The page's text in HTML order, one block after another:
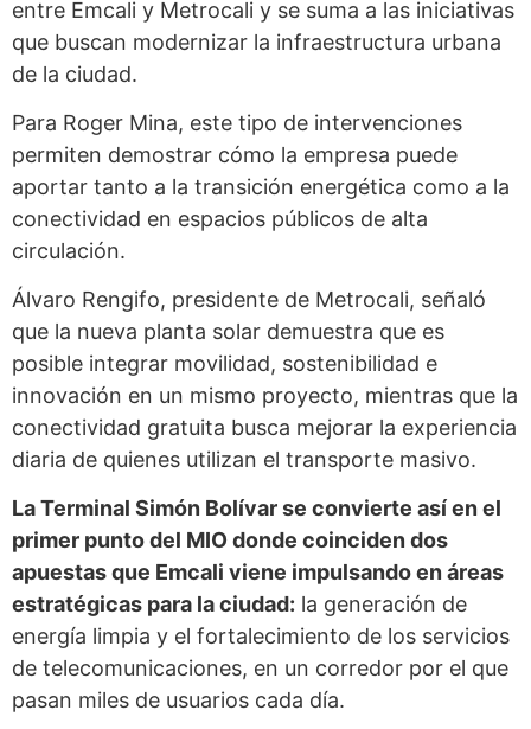
entre Emcali y Metrocali y se suma a las iniciativas
que buscan modernizar la infraestructura urbana
de la ciudad.
Para Roger Mina, este tipo de intervenciones
permiten demostrar cómo la empresa puede
aportar tanto a la transición energética como a la
conectividad en espacios públicos de alta
circulación.
Álvaro Rengifo, presidente de Metrocali, señaló
que la nueva planta solar demuestra que es
posible integrar movilidad, sostenibilidad e
innovación en un mismo proyecto, mientras que la
conectividad gratuita busca mejorar la experiencia
diaria de quienes utilizan el transporte masivo.
La Terminal Simón Bolívar se convierte así en el
primer punto del MIO donde coinciden dos
apuestas que Emcali viene impulsando en áreas
estratégicas para la ciudad: la generación de
energía limpia y el fortalecimiento de los servicios
de telecomunicaciones, en un corredor por el que
pasan miles de usuarios cada día.